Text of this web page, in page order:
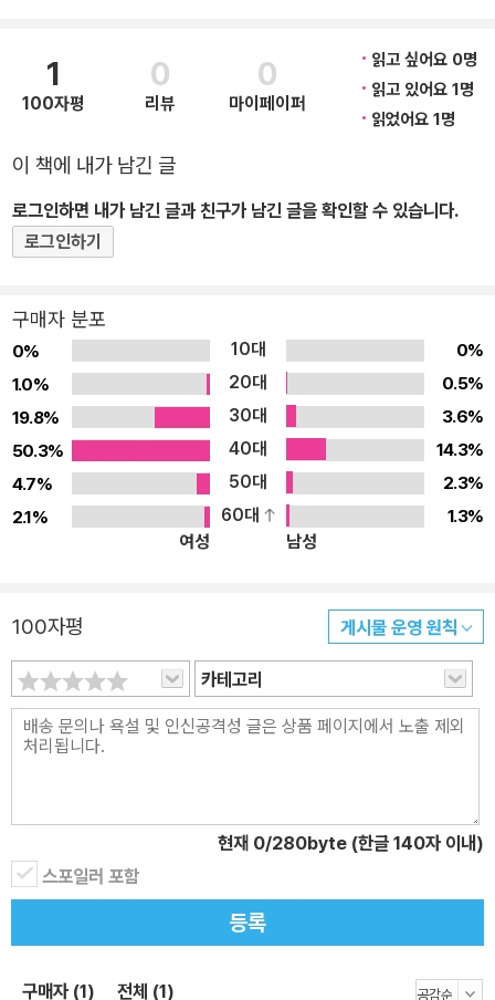
파견한 스파이를 불러 은밀한 지시를 내리는데…. 가까스로 평화를 되
찾은 세상에 갑자기 등장한 의문의 인물! 과연 그의 정체는? 22권 신
규한자 20자 函 상자 함 削 깎을 삭 建 세울 건 築 쌓을 축 層 층 층
高 높을 고 飾 꾸밀 식 要 중요할 요 塞 변방 새 巖 바위 암 墜 떨어
낚을 조 超 뛰어넘을 초 映 비칠 영 ◆시리즈 소개◆ (1) 대한민국
대표 한자 학습만화가 AR 체험형 에듀 콘텐츠로 더욱 새로워졌다! 2,
을 일으키며 어린이들에게 큰 사랑을 받아왔습니다. 어린이들은 재미
있는 이야기를 읽으면서 한자 마법을 반복하다 보면 어느새 신규한자
20자가 머리 속에 각인됩니다. 권수를 더해갈수록 저절로 암기되는
한자의 양은 늘어나고, 한자 낱자 두 개를 붙여 만드는 단어마법과 한
개의 낱자를 다양한 낱자들과 합쳐 확장하는 단어확장마법까지 읽고
나면 어휘능력도 부쩍 향상됩니다. 이번 개정판은 눈으로 한자를 읽
고 입으로 뜻과 음을 외는 것에 그치지 않고 직접 손으로 쓰는 기능까
지 추가했습니다. 또 한자의 뜻을 오래 기억하도록 AR 영상을 수록하
AR 한자마법으로 즐기는 체험형 에듀 콘텐츠로 업그레이드된 마법
저절로 기억되는 이미지 한자 학습서 한자의 뜻과 소리와 모양이 만
화의 한 장면에서 이미지와 함께 저절로 기억되도록 구성해서, 암기
스트레스 없이 한자를 익힐 수 있습니다. ② 한자 공부의 자신감을 키
한자 공부를 막 시작하는 어린이를 위해 8~5급의 한자 중 사용 빈도
가 높은 100자로만 구성했습니다. ③ 한자를 ‘체험’하는 증강현실(A
R) 한자 학습서 한자 증강현실(AR) 콘텐츠를 결합해 한자를 ‘마법’처
럼 체험할 수 있습니다. 특히 쓰기 기능이 있어, 정확한 획순에 따라
마무리할 수 있도록 스토리텔링이 접목된 다양한 퀴즈로 학습 페이지
1
100자평
0
리뷰
0
마이페이퍼
읽고 싶어요 0명
읽고 있어요 1명
읽었어요 1명
이 책에 내가 남긴 글
로그인하면 내가 남긴 글과 친구가 남긴 글을 확인할 수 있습니다.
로그인하기
구매자 분포
0% 10대
0%
1.0%
20대
0.5%
19.8%
30대
3.6%
50.3%
40대
14.3%
4.7%
50대
2.3%
2.1%
60대
1.3%
여성
남성
100자평 게시물 운영 원칙
카테고리
현재 0/280byte (한글 140자 이내)
스포일러 포함
등록
구매자 (1) 전체 (1)